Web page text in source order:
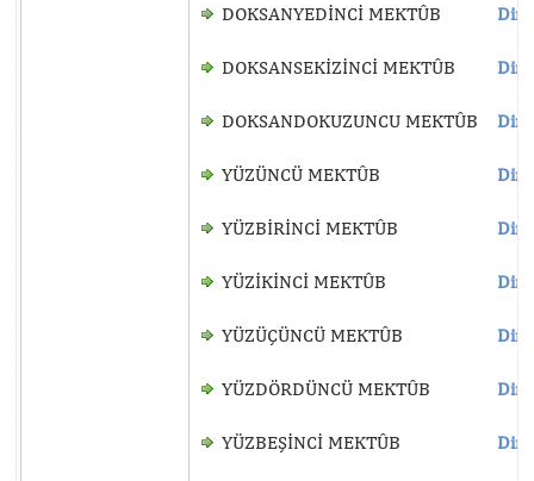
DOKSANYEDİNCİ MEKTÛB
DOKSANSEKİZİNCİ MEKTÛB
DOKSANDOKUZUNCU MEKTÛB
YÜZÜNCÜ MEKTÛB
YÜZBİRİNCİ MEKTÛB
YÜZİKİNCİ MEKTÛB
YÜZÜÇÜNCÜ MEKTÛB
YÜZDÖRDÜNCÜ MEKTÛB
YÜZBEŞİNCİ MEKTÛB